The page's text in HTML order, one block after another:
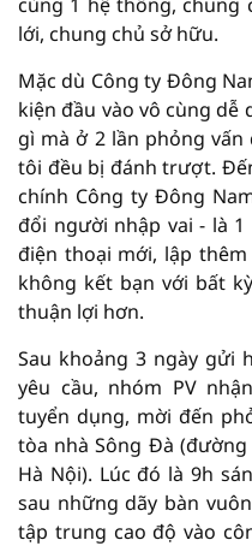
lới, chung chủ sở hữu.
Mặc dù Công ty Đông
kiện đầu vào vô cùng dễ
gì mà ở 2 lần phỏng
tôi đều bị đánh trượt.
chính Công ty Đông
đổi người nhập vai - là
điện thoại mới, lập
không kết bạn với bất
thuận lợi hơn.
Sau khoảng 3 ngày gửi
yêu cầu, nhóm PV
tuyển dụng, mời đến
tòa nhà Sông Đà (đường
Hà Nội). Lúc đó là 9h
sau những dãy bàn
tập trung cao độ vào